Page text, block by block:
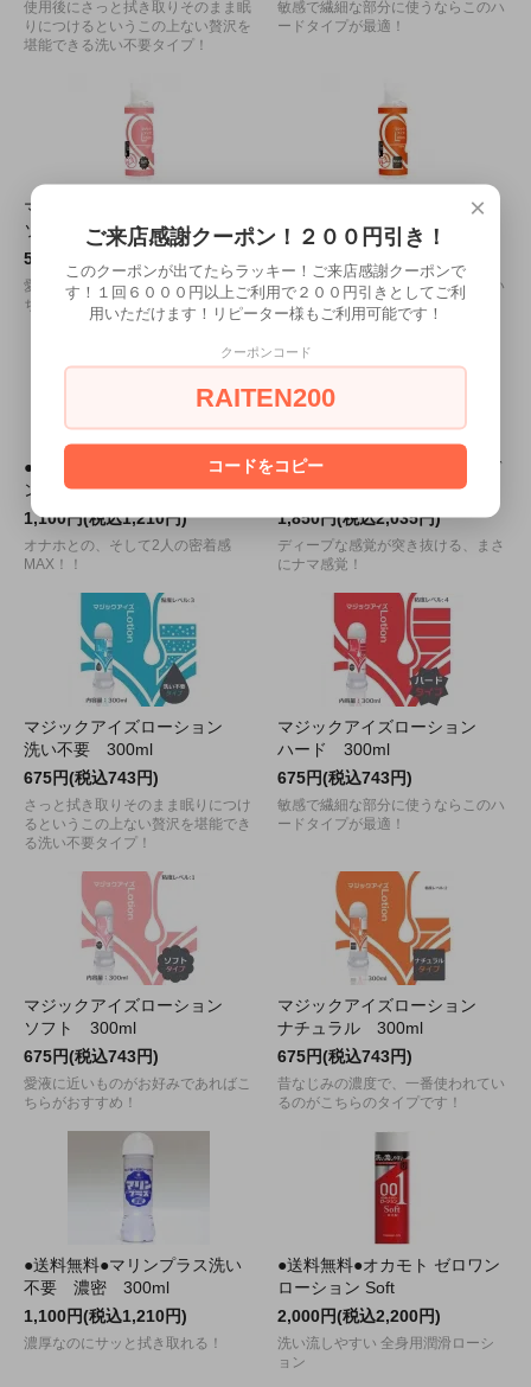
使用後にさっと拭き取りそのまま眠
りにつけるというこの上ない贅沢を
堪能できる洗い不要タイプ！
敏感で繊細な部分に使うならこのハ
ードタイプが最適！
マジックアイズローション
ソフト 180ml
550円(税込605円)
愛液に近いものがお好みであればこ
ちらがおすすめ！
マジックアイズローション
ナチュラル 180ml
550円(税込605円)
昔なじみの濃度で、一番使われてい
るのがこちらのタイプです！
●送料無料●SOFTなローショ
ン 洗い不要300ml
1,100円(税込1,210円)
オナホとの、そして2人の密着感
MAX！！
●送料無料●G-GREED PRO デ
ィープスペシャル
1,850円(税込2,035円)
ディープな感覚が突き抜ける、まさ
にナマ感覚！
マジックアイズローション
洗い不要 300ml
675円(税込743円)
さっと拭き取りそのまま眠りにつけ
るというこの上ない贅沢を堪能でき
る洗い不要タイプ！
マジックアイズローション
ハード 300ml
675円(税込743円)
敏感で繊細な部分に使うならこのハ
ードタイプが最適！
マジックアイズローション
ソフト 300ml
675円(税込743円)
愛液に近いものがお好みであればこ
ちらがおすすめ！
マジックアイズローション
ナチュラル 300ml
675円(税込743円)
昔なじみの濃度で、一番使われてい
るのがこちらのタイプです！
●送料無料●マリンプラス洗い
不要 濃密 300ml
1,100円(税込1,210円)
濃厚なのにサッと拭き取れる！
●送料無料●オカモト ゼロワン
ローション Soft
2,000円(税込2,200円)
洗い流しやすい 全身用潤滑ローシ
ョン
×
ご来店感謝クーポン！２００円引き！
このクーポンが出てたらラッキー！ご来店感謝クーポンで
す！１回６０００円以上ご利用で２００円引きとしてご利
用いただけます！リピーター様もご利用可能です！
クーポンコード
RAITEN200
コードをコピー